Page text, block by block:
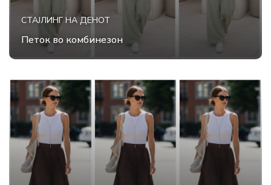
СТАЈЛИНГ НА ДЕНОТ
Петок во комбинезон